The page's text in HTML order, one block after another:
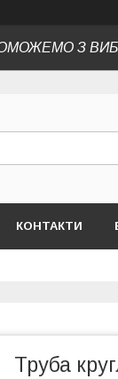
З
КОНТАКТИ
Труба